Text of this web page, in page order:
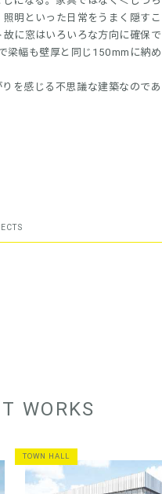
明といった日常をうまく隠すこ
に窓はいろいろな方向に確保で
梁幅も壁厚と同じ150mmに納め
を感じる不思議な建築なのであ
WORKS
TOWN HALL